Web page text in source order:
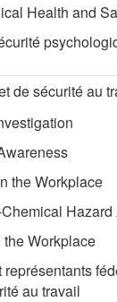
Health and
de sécurité au
the Workplace
Workplace
représentants
au travail